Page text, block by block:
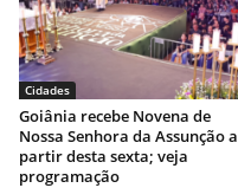
Cidades
Goiânia recebe Novena de
Nossa Senhora da Assunção a
partir desta sexta; veja
programação